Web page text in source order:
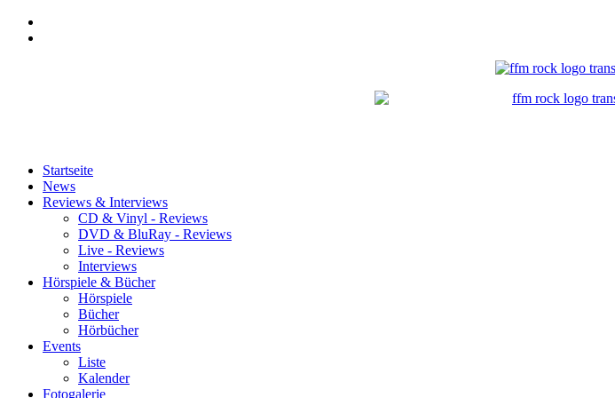
Startseite
News
Reviews & Interviews
CD & Vinyl - Reviews
DVD & BluRay - Reviews
Live - Reviews
Interviews
Hörspiele & Bücher
Hörspiele
Bücher
Hörbücher
Events
Liste
Kalender
Fotogalerie